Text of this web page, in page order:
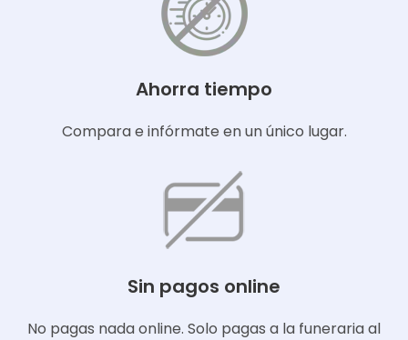
Ahorra tiempo
Compara e infórmate en un único lugar.
Sin pagos online
No pagas nada online. Solo pagas a la funeraria al